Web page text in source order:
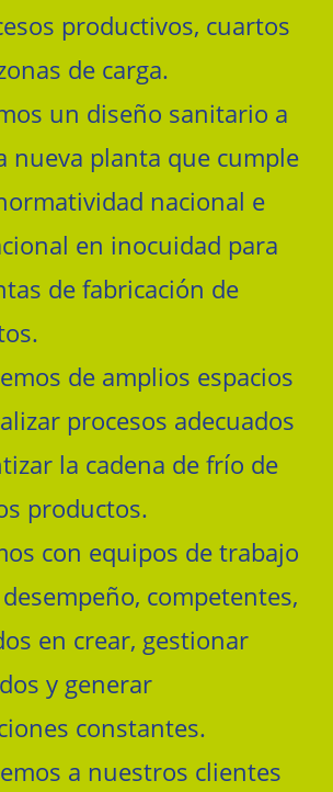
productivos, cuartos
de carga.
un diseño sanitario a
nueva planta que cumple
nacional e
en inocuidad para
de fabricación de
de amplios espacios
procesos adecuados
la cadena de frío de
productos.
con equipos de trabajo
competentes,
en crear, gestionar
y generar
constantes.
a nuestros clientes